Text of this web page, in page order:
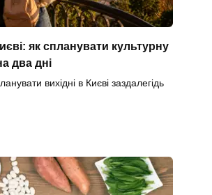
як спланувати культурну
два дні
вихідні в Києві заздалегідь